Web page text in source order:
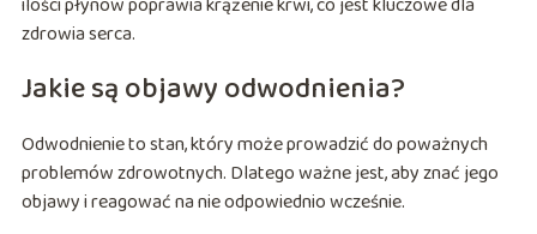
zdrowia serca.
Jakie są objawy odwodnienia?
Odwodnienie to stan, który może prowadzić do poważnych
problemów zdrowotnych. Dlatego ważne jest, aby znać jego
objawy i reagować na nie odpowiednio wcześnie.